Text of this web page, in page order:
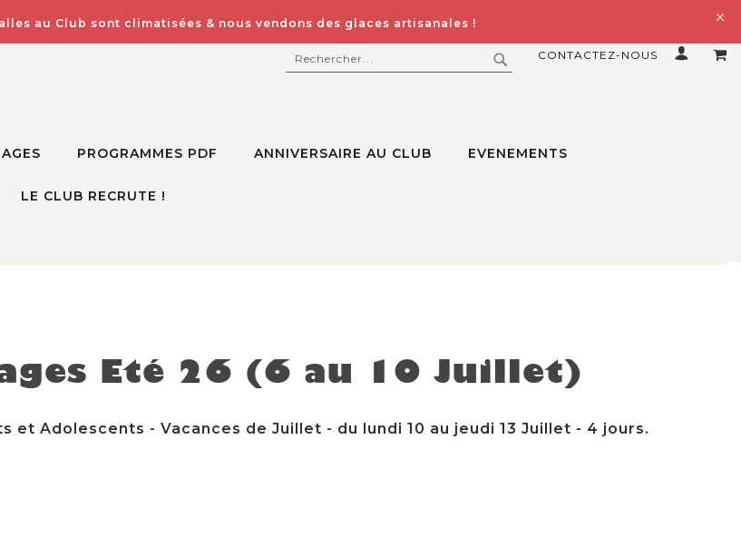
au Club sont climatisées & nous vendons des glaces artisanales !
CONTACTEZ-NOUS
RECHERCHER
PROGRAMMES PDF ANNIVERSAIRE AU CLUB EVENEMENTS
LE CLUB RECRUTE !
voici d'autres options à la place
Eté 26 (6 au 10 Juillet)
et Adolescents - Vacances de Juillet - du lundi 10 au jeudi 13 Juillet - 4 jours.